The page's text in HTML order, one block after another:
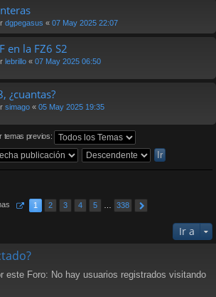
dgpegasus « 07 May 2025 22:07
en la FZ6 S2
lebrillo « 07 May 2025 06:50
¿cuantas?
simago « 05 May 2025 19:35
temas previos:
1 2 3 4 5 338
Ir a
este Foro: No hay usuarios registrados visitando